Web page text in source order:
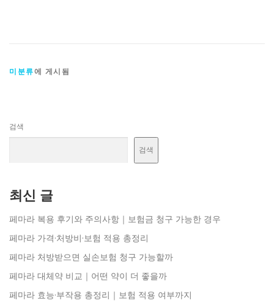
미분류에 게시됨
검색
검색
최신 글
페마라 복용 후기와 주의사항｜보험금 청구 가능한 경우
페마라 가격·처방비·보험 적용 총정리
페마라 처방받으면 실손보험 청구 가능할까
페마라 대체약 비교｜어떤 약이 더 좋을까
페마라 효능·부작용 총정리｜보험 적용 여부까지